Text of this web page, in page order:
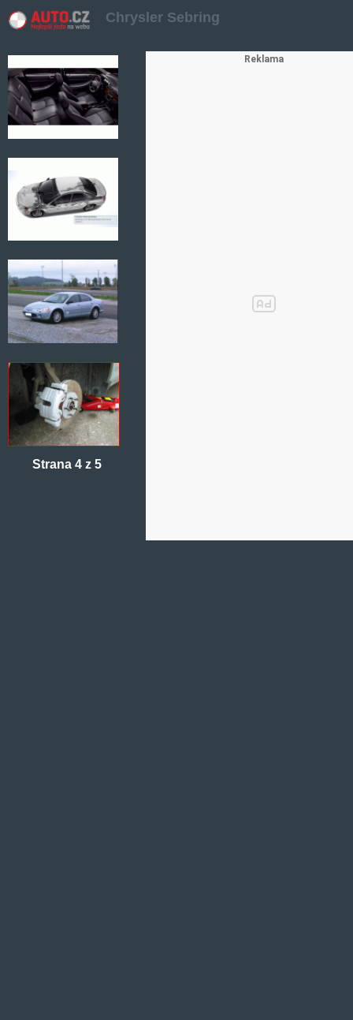
Chrysler Sebring
Strana 4 z 5